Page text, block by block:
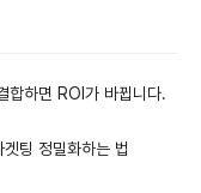
합하면 ROI가 바뀝니다.
팅 정밀화하는 법